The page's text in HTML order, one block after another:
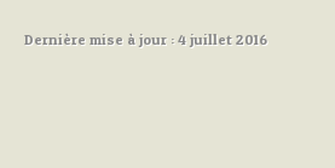
Dernière mise à jour : 4 juillet 2016